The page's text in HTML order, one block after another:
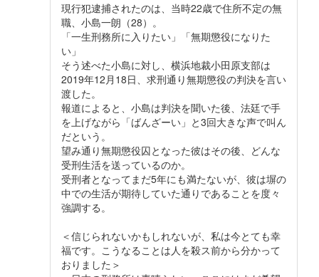
現行犯逮捕されたのは、当時22歳で住所不定の無
職、小島一朗（28）。
「一生刑務所に入りたい」「無期懲役になりた
い」
そう述べた小島に対し、横浜地裁小田原支部は
2019年12月18日、求刑通り無期懲役の判決を言い
渡した。
報道によると、小島は判決を聞いた後、法廷で手
を上げながら「ばんざーい」と3回大きな声で叫ん
だという。
望み通り無期懲役囚となった彼はその後、どんな
受刑生活を送っているのか。
受刑者となってまだ5年にも満たないが、彼は塀の
中での生活が期待していた通りであることを度々
強調する。
＜信じられないかもしれないが、私は今とても幸
福です。こうなることは人を殺ス前から分かって
おりました＞